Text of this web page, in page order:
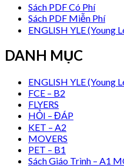
Sách PDF Có Phí
Sách PDF Miễn Phí
ENGLISH YLE (Young
DANH MỤC
ENGLISH YLE (Young
FCE – B2
FLYERS
HỎI – ĐÁP
KET – A2
MOVERS
PET – B1
Sách Giáo Trình – A1